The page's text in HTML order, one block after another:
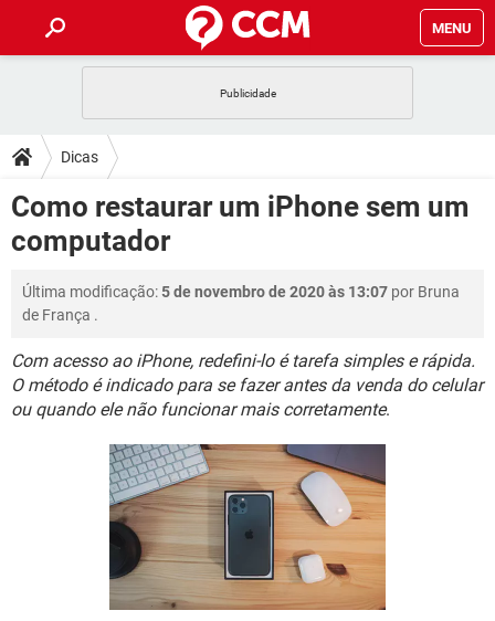
MENU
CELULAR
OUTLOOK EXCEL
INSTAGRAM
DICAS
JOGOS
CELULAR FACEBOOK
OUTLOOK
INSTAGRAM GMAIL
DOWNLOADS
JOGOS
OUTLOOK
INSTAGRAM GMAIL
GUIA DE COMPRAS
FÓRUM
JOGOS WHATSAPP
OUTLOOK EXCEL
INSTAGRAM GMAIL
GUIA DE COMPRAS
GLOSSÁRIO
JOGOS WHATSAPP
CELULAR FACEBOOK
GMAIL
GUIA DE COMPRAS
Dicas
Como restaurar um iPhone sem um
computador
Última modificação:5 de novembro de 2020 às 13:07 por Bruna
de França .
Com acesso ao iPhone, redefini-lo é tarefa simples e rápida.
O método é indicado para se fazer antes da venda do celular
ou quando ele não funcionar mais corretamente.